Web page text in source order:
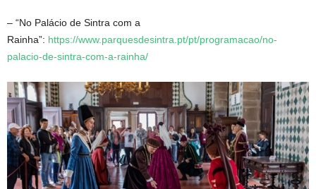
– “No Palácio de Sintra com a
Rainha”: https://www.parquesdesintra.pt/pt/programacao/no-
palacio-de-sintra-com-a-rainha/